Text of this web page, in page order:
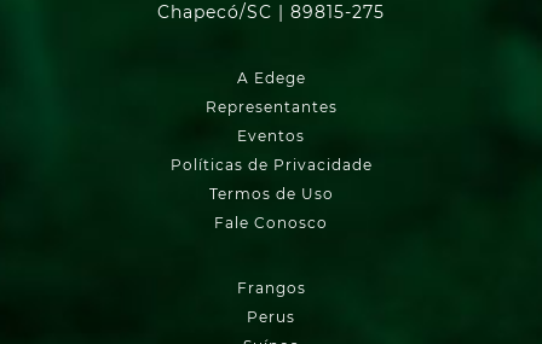
Chapecó/SC | 89815-275
A Edege
Representantes
Eventos
Políticas de Privacidade
Termos de Uso
Fale Conosco
Frangos
Perus